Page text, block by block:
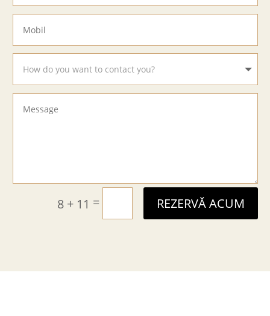
8 + 11 = REZERVĂ ACUM